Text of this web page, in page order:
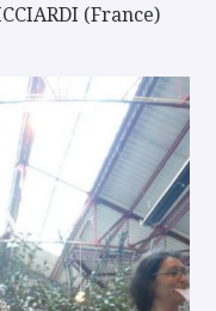
(France)